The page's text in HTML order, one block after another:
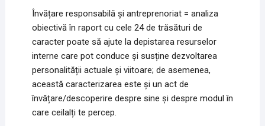
Învățare responsabilă și antreprenoriat = analiza
obiectivă în raport cu cele 24 de trăsături de
caracter poate să ajute la depistarea resurselor
interne care pot conduce și susține dezvoltarea
personalității actuale și viitoare; de asemenea,
această caracterizarea este și un act de
învățare/descoperire despre sine și despre modul în
care ceilalți te percep.